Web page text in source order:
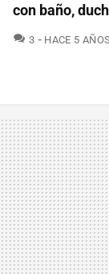
con baño,
3 COMENTARIOS
HACE 5